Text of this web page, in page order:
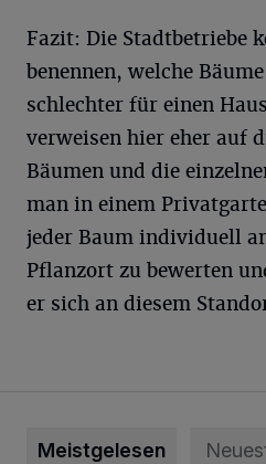
Fazit: Die Stadtbetriebe
benennen, welche
schlechter für einen
verweisen hier eher auf
Bäumen und die
man in einem
jeder Baum individuell
Pflanzort zu bewerten
er sich an diesem
Meistgelesen